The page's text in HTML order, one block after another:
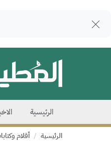
الرئيسية
الرئيسية أقلام